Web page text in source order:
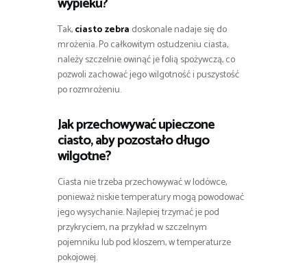
Tak,ciasto zebra doskonale nadaje się do
mrożenia. Po całkowitym ostudzeniu ciasta,
należy szczelnie owinąć je folią spożywczą, co
pozwoli zachować jego wilgotność i puszystość
po rozmrożeniu.
Jak przechowywać upieczone
ciasto, aby pozostało długo
wilgotne?
Ciasta nie trzeba przechowywać w lodówce,
ponieważ niskie temperatury mogą powodować
jego wysychanie. Najlepiej trzymać je pod
przykryciem, na przykład w szczelnym
pojemniku lub pod kloszem, w temperaturze
pokojowej.